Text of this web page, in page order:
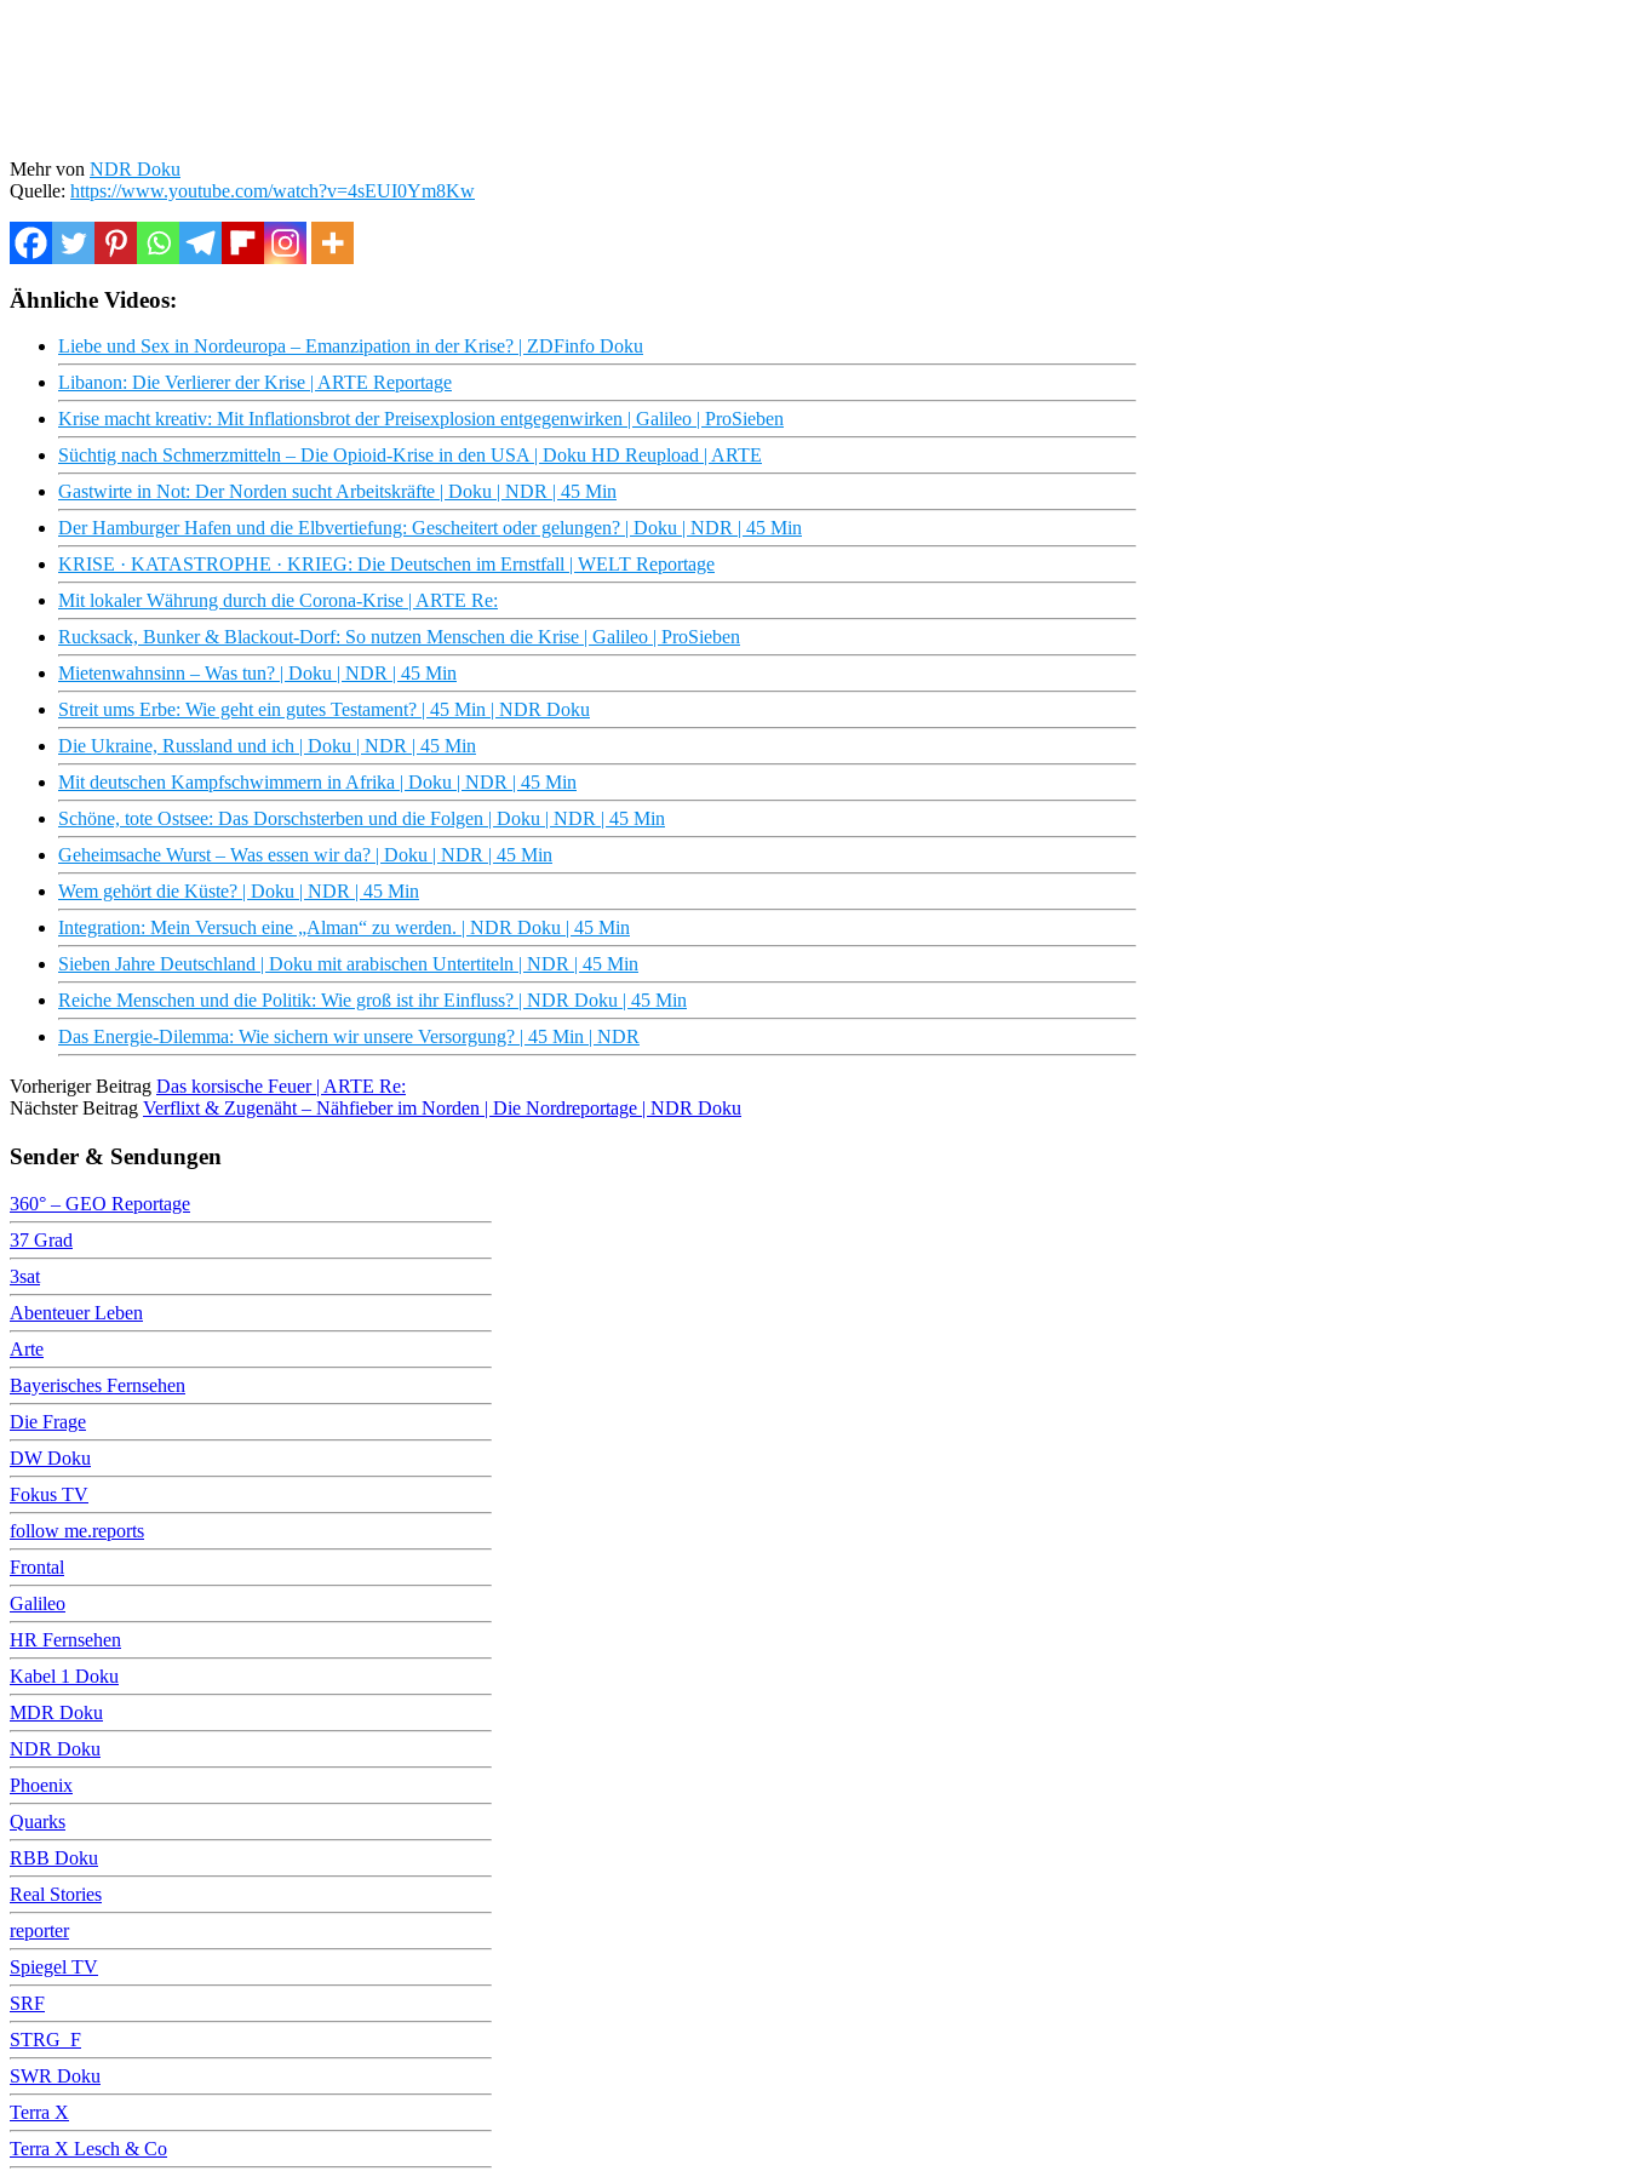
Mehr von NDR Doku
Quelle: https://www.youtube.com/watch?v=4sEUI0Ym8Kw
Ähnliche Videos:
Liebe und Sex in Nordeuropa – Emanzipation in der Krise? | ZDFinfo Doku
Libanon: Die Verlierer der Krise | ARTE Reportage
Krise macht kreativ: Mit Inflationsbrot der Preisexplosion entgegenwirken | Galileo | ProSieben
Süchtig nach Schmerzmitteln – Die Opioid-Krise in den USA | Doku HD Reupload | ARTE
Gastwirte in Not: Der Norden sucht Arbeitskräfte | Doku | NDR | 45 Min
Der Hamburger Hafen und die Elbvertiefung: Gescheitert oder gelungen? | Doku | NDR | 45 Min
KRISE · KATASTROPHE · KRIEG: Die Deutschen im Ernstfall | WELT Reportage
Mit lokaler Währung durch die Corona-Krise | ARTE Re:
Rucksack, Bunker & Blackout-Dorf: So nutzen Menschen die Krise | Galileo | ProSieben
Mietenwahnsinn – Was tun? | Doku | NDR | 45 Min
Streit ums Erbe: Wie geht ein gutes Testament? | 45 Min | NDR Doku
Die Ukraine, Russland und ich | Doku | NDR | 45 Min
Mit deutschen Kampfschwimmern in Afrika | Doku | NDR | 45 Min
Schöne, tote Ostsee: Das Dorschsterben und die Folgen | Doku | NDR | 45 Min
Geheimsache Wurst – Was essen wir da? | Doku | NDR | 45 Min
Wem gehört die Küste? | Doku | NDR | 45 Min
Integration: Mein Versuch eine „Alman“ zu werden. | NDR Doku | 45 Min
Sieben Jahre Deutschland | Doku mit arabischen Untertiteln | NDR | 45 Min
Reiche Menschen und die Politik: Wie groß ist ihr Einfluss? | NDR Doku | 45 Min
Das Energie-Dilemma: Wie sichern wir unsere Versorgung? | 45 Min | NDR
Vorheriger Beitrag Das korsische Feuer | ARTE Re:
Nächster Beitrag Verflixt & Zugenäht – Nähfieber im Norden | Die Nordreportage | NDR Doku
Sender & Sendungen
360° – GEO Reportage
37 Grad
3sat
Abenteuer Leben
Arte
Bayerisches Fernsehen
Die Frage
DW Doku
Fokus TV
follow me.reports
Frontal
Galileo
HR Fernsehen
Kabel 1 Doku
MDR Doku
NDR Doku
Phoenix
Quarks
RBB Doku
Real Stories
reporter
Spiegel TV
SRF
STRG_F
SWR Doku
Terra X
Terra X Lesch & Co